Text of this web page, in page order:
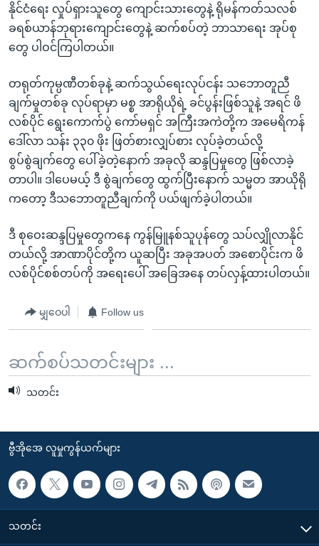
ကြည့်
ရန်
ရှာဖွေ
နေရာ
သို့
ကျော်
ရန်
ဘာသာစကားများ
နိုင်ငံရေး လှုပ်ရှားသူတွေ ကျောင်းသားတွေနဲ့ ရိုမန်ကတ်သလစ်
ခရစ်ယာန်ဘုရားကျောင်းတွေနဲ့ ဆက်စပ်တဲ့ ဘာသာရေး အုပ်စု
တွေ ပါဝင်ကြပါတယ်။
တရုတ်ကုမ္ပဏီတစ်ခုနဲ့ ဆက်သွယ်ရေးလုပ်ငန်း သဘောတူညီ
ချက်မှုတစ်ခု လုပ်ရာမှာ မစ္စ အာရိုယိုရဲ့ ခင်ပွန်းဖြစ်သူနဲ့ အရင် ဖိ
လစ်ပိုင် ရွေးကောက်ပွဲ ကော်မရှင် အကြီးအကဲတို့က အမေရိကန်
ဒေါ်လာ သန်း ၃၃၀ ဖိုး ဖြတ်စားလျှပ်စား လုပ်ခဲ့တယ်လို့
စွပ်စွဲချက်တွေ ပေါ်ခဲ့တဲ့နောက် အခုလို ဆန္ဒပြမှုတွေ ဖြစ်လာခဲ့
တာပါ။ ဒါပေမယ့် ဒီ စွဲချက်တွေ ထွက်ပြီးနောက် သမ္မတ အာယိုရို
ကတော့ ဒီသဘောတူညီချက်ကို ပယ်ဖျက်ခဲ့ပါတယ်။
ဒီ စုဝေးဆန္ဒပြမှုတွေကနေ ကွန်မြူနစ်သူပုန်တွေ သပ်လျှိုလာနိုင်
တယ်လို့ အာဏာပိုင်တို့က ယူဆပြီး အခုအပတ် အစောပိုင်းက ဖိ
လစ်ပိုင်စစ်တပ်ကို အရေးပေါ် အခြေအနေ တပ်လှန့်ထားပါတယ်။
မျှဝေပါ Follow us
ဆက်စပ်သတင်းများ ...
သတင်း
ဗွီအိုအေ လူမှုကွန်ယက်များ
သတင်း